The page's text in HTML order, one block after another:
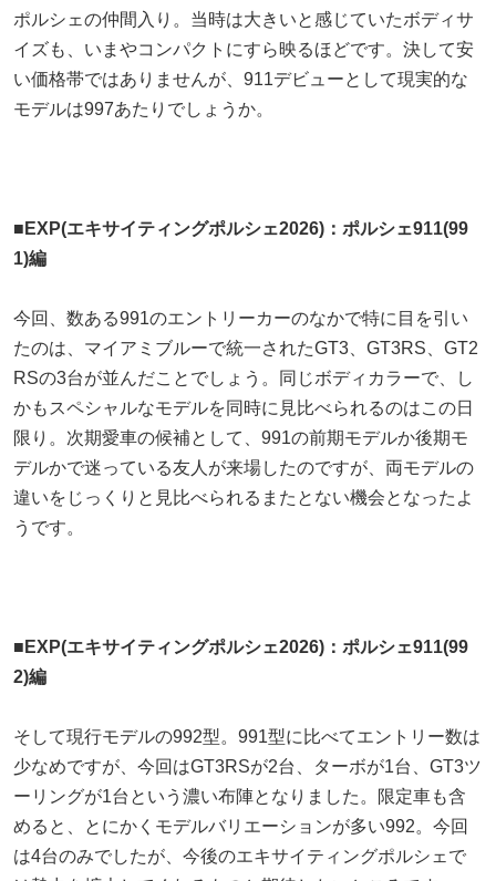
ポルシェの仲間入り。当時は大きいと感じていたボディサ
イズも、いまやコンパクトにすら映るほどです。決して安
い価格帯ではありませんが、911デビューとして現実的な
モデルは997あたりでしょうか。
■EXP(エキサイティングポルシェ2026)：ポルシェ911(99
1)編
今回、数ある991のエントリーカーのなかで特に目を引い
たのは、マイアミブルーで統一されたGT3、GT3RS、GT2
RSの3台が並んだことでしょう。同じボディカラーで、し
かもスペシャルなモデルを同時に見比べられるのはこの日
限り。次期愛車の候補として、991の前期モデルか後期モ
デルかで迷っている友人が来場したのですが、両モデルの
違いをじっくりと見比べられるまたとない機会となったよ
うです。
■EXP(エキサイティングポルシェ2026)：ポルシェ911(99
2)編
そして現行モデルの992型。991型に比べてエントリー数は
少なめですが、今回はGT3RSが2台、ターボが1台、GT3ツ
ーリングが1台という濃い布陣となりました。限定車も含
めると、とにかくモデルバリエーションが多い992。今回
は4台のみでしたが、今後のエキサイティングポルシェで